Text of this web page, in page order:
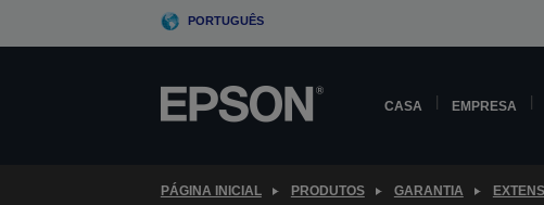
PORTUGUÊS
CASA EMPRESA
PÁGINA INICIAL PRODUTOS GARANTIA